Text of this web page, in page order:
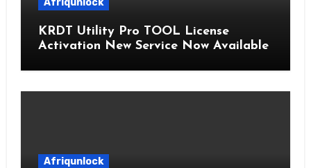
KRDT Utility Pro TOOL License
Activation New Service Now Available
Afriqunlock